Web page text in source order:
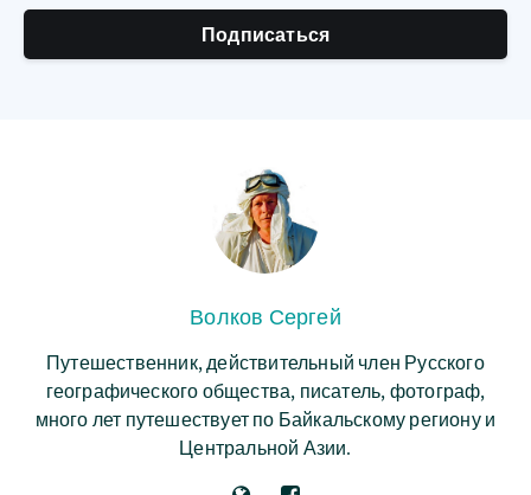
Подписаться
Волков Сергей
Путешественник, действительный член Русского
географического общества, писатель, фотограф,
много лет путешествует по Байкальскому региону и
Центральной Азии.